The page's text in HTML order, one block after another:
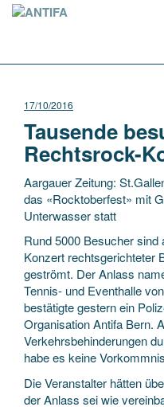
17/10/2016
Tausende
Rechtsrock-
Aargauer Zeitung:
das «Rocktoberfest» mit
Unterwasser statt
Rund 5000 Besucher
Konzert rechtsgerichteter
geströmt. Der Anlass
Tennis- und Eventhalle
bestätigte gestern ein
Organisation Antifa Bern.
Verkehrsbehinderungen
habe es keine
Die Veranstalter hätten
der Anlass sei wie